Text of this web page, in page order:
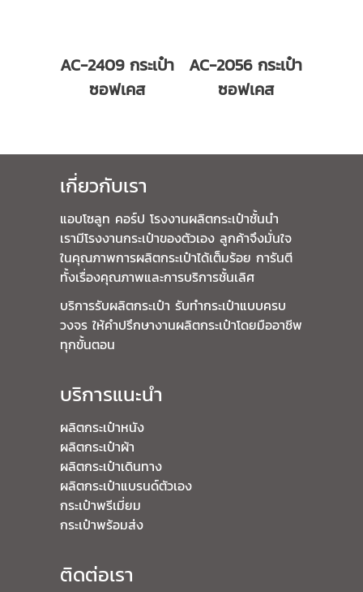
AC-2409 กระเป๋า
ซอฟเคส
AC-2056 กระเป๋า
ซอฟเคส
เกี่ยวกับเรา
แอบโซลูท คอร์ป โรงงานผลิตกระเป๋าชั้นนำ
เรามีโรงงานกระเป๋าของตัวเอง ลูกค้าจึงมั่นใจ
ในคุณภาพการผลิตกระเป๋าได้เต็มร้อย การันตี
ทั้งเรื่องคุณภาพและการบริการชั้นเลิศ
บริการรับผลิตกระเป๋า รับทำกระเป๋าแบบครบ
วงจร ให้คำปรึกษางานผลิตกระเป๋าโดยมืออาชีพ
ทุกขั้นตอน
บริการแนะนำ
ผลิตกระเป๋าหนัง
ผลิตกระเป๋าผ้า
ผลิตกระเป๋าเดินทาง
ผลิตกระเป๋าแบรนด์ตัวเอง
กระเป๋าพรีเมี่ยม
กระเป๋าพร้อมส่ง
ติดต่อเรา